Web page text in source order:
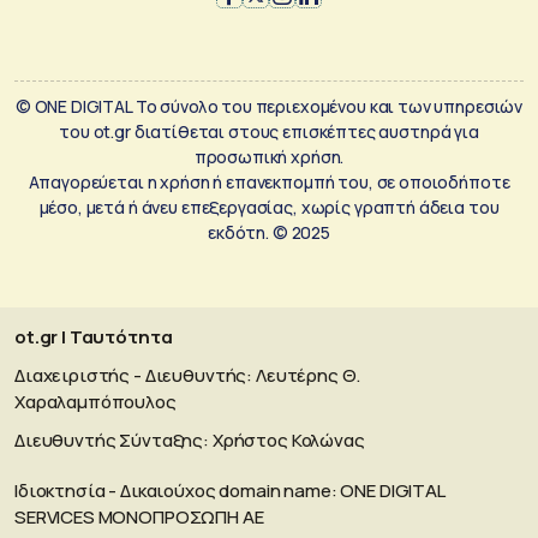
© ONE DIGITAL Το σύνολο του περιεχομένου και των υπηρεσιών
του ot.gr διατίθεται στους επισκέπτες αυστηρά για
προσωπική χρήση.
Απαγορεύεται η χρήση ή επανεκπομπή του, σε οποιοδήποτε
μέσο, μετά ή άνευ επεξεργασίας, χωρίς γραπτή άδεια του
εκδότη. © 2025
ot.gr | Ταυτότητα
Διαχειριστής - Διευθυντής: Λευτέρης Θ.
Χαραλαμπόπουλος
Διευθυντής Σύνταξης: Χρήστος Κολώνας
Ιδιοκτησία - Δικαιούχος domain name: ΟΝΕ DIGITAL
SERVICES MONOΠΡΟΣΩΠΗ ΑΕ